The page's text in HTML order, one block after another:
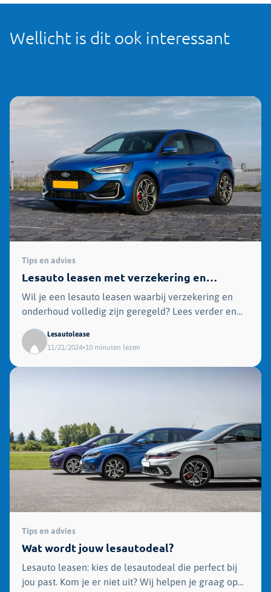
Wellicht is dit ook interessant
Tips en advies
Lesauto leasen met verzekering en
onderhoud
Wil je een lesauto leasen waarbij verzekering en
onderhoud volledig zijn geregeld? Lees verder en
volledig ontzorgen!
Lesautolease
11/21/2024•10 minuten lezen
Tips en advies
Wat wordt jouw lesautodeal?
Lesauto leasen: kies de lesautodeal die perfect bij
jou past. Kom je er niet uit? Wij helpen je graag op